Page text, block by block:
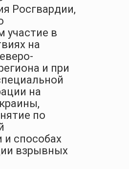
Росгвардии,
участие в
на
и при
на
по
и способах
взрывных